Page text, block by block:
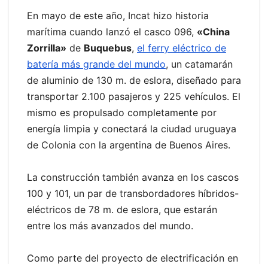
En mayo de este año, Incat hizo historia
marítima cuando lanzó el casco 096, «China
Zorrilla» de Buquebus, el ferry eléctrico de
batería más grande del mundo, un catamarán
de aluminio de 130 m. de eslora, diseñado para
transportar 2.100 pasajeros y 225 vehículos. El
mismo es propulsado completamente por
energía limpia y conectará la ciudad uruguaya
de Colonia con la argentina de Buenos Aires.
La construcción también avanza en los cascos
100 y 101, un par de transbordadores híbridos-
eléctricos de 78 m. de eslora, que estarán
entre los más avanzados del mundo.
Como parte del proyecto de electrificación en